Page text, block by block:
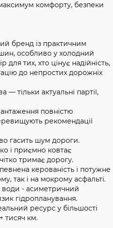
комфорту, безпеки
бренд із практичним
особливо у холодний
для тих, хто цінує надійність,
до непростих дорожніх
— тільки актуальні партії,
повністю
рекомендації
гасить шум дороги.
і приємно ковтає
тримає дорогу.
керованість і потужне
так і на мокрому асфальті.
води - асиметричний
гідропланування.
ресурс у більшості
тисяч км.